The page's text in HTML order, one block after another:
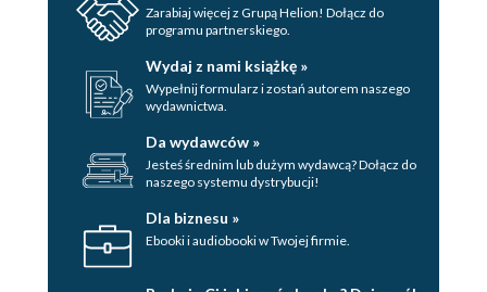
Zarabiaj więcej z Grupą Helion! Dołącz do
programu partnerskiego.
Wydaj z nami książkę »
Wypełnij formularz i zostań autorem naszego
wydawnictwa.
Da wydawców »
Jesteś średnim lub dużym wydawcą? Dołącz do
naszego systemu dystrybucji!
Dla biznesu »
Ebooki i audiobooki w Twojej firmie.